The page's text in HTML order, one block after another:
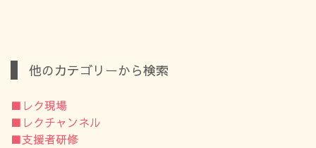
他のカテゴリーから検索
■レク現場
■レクチャンネル
■支援者研修